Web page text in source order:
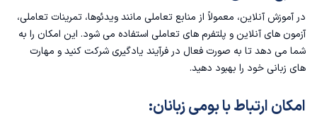
در آموزش آنلاین، معمولاً از منابع تعاملی مانند ویدئوها، تمرینات تعاملی،
آزمون های آنلاین و پلتفرم های تعاملی استفاده می شود. این امکان را به
شما می دهد تا به صورت فعال در فرآیند یادگیری شرکت کنید و مهارت
های زبانی خود را بهبود دهید.
امکان ارتباط با بومی زبانان: